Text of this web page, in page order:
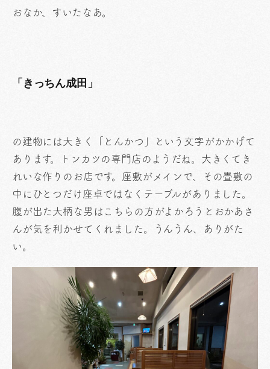
おなか、すいたなあ。
「きっちん成田」
の建物には大きく「とんかつ」という文字がかかげて
あります。トンカツの専門店のようだね。大きくてき
れいな作りのお店です。座敷がメインで、その畳敷の
中にひとつだけ座卓ではなくテーブルがありました。
腹が出た大柄な男はこちらの方がよかろうとおかあさ
んが気を利かせてくれました。うんうん、ありがた
い。